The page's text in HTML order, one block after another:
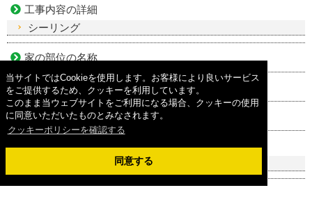
当サイトではCookieを使用します。お客様により良いサービス
をご提供するため、クッキーを利用しています。
このまま当ウェブサイトをご利用になる場合、クッキーの使用
に同意いただいたものとみなされます。
クッキーポリシーを確認する
同意する
工事内容の詳細
シーリング
家の部位の名称
色・カラーシミュレーション
トラブル関係
劣化症状